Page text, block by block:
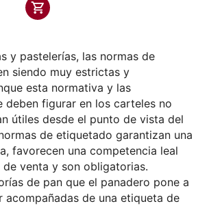
y pastelerías, las normas de
siendo muy estrictas y
esta normativa y las
deben figurar en los carteles no
útiles desde el punto de vista del
de etiquetado garantizan una
favorecen una competencia leal
venta y son obligatorias.
de pan que el panadero pone a
acompañadas de una etiqueta de